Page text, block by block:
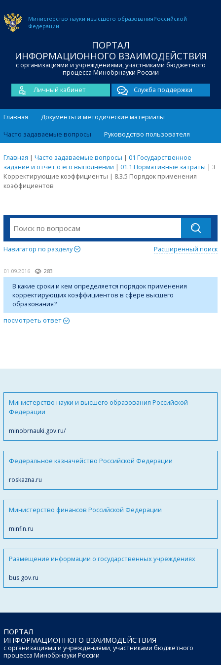
Министерство науки ивысшего образованияРоссийской
Федерации
ПОРТАЛ
ИНФОРМАЦИОННОГО ВЗАИМОДЕЙСТВИЯ
с организациями и учреждениями, участниками бюджетного
процесса Минобрнауки России
Личный кабинет
Служба поддержки
Главная
Документы и методические материалы
Часто задаваемые вопросы
Руководство пользователя
Главная | Часто задаваемые вопросы | 01 Государственное
задание и отчет о его выполнении | 01.1 Нормативные затраты | 3
Корректирующие коэффициенты | 8.3.5 Порядок применения
коэффициентов
Навигатор по разделу Расширенный поиск
01.09.2016 283
В какие сроки и кем определяется порядок применения
корректирующих коэффициентов в сфере высшего
образования?
посмотреть ответ
Министерство науки и высшего образования Российской
Федерации
minobrnauki.gov.ru/
Федеральное казначейство Российской Федерации
roskazna.ru
Министерство финансов Российской Федерации
minfin.ru
Размещение информации о государственных учреждениях
bus.gov.ru
ПОРТАЛ
ИНФОРМАЦИОННОГО ВЗАИМОДЕЙСТВИЯ
с организациями и учреждениями, участниками бюджетного
процесса Минобрнауки России